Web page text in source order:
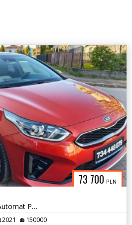
73 700 PLN
1.5 MHEV 160Ps.GT-line Automat Panorama Bezwypadek 2021r.
2021 150000